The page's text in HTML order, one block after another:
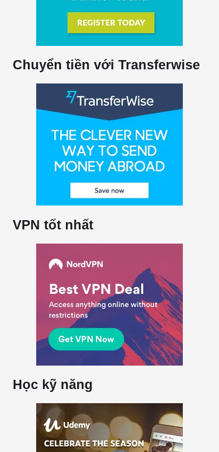
Chuyển tiền với Transferwise
VPN tốt nhất
Học kỹ năng